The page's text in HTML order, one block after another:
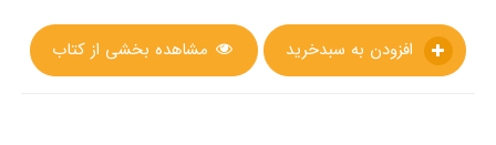
مشاهده بخشی از کتاب